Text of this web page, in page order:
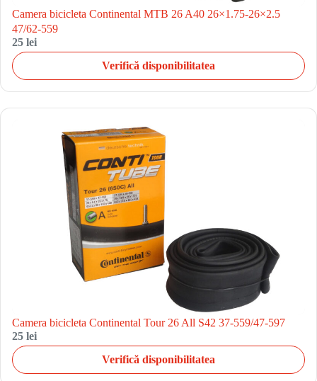
Camera bicicleta Continental MTB 26 A40 26×1.75-26×2.5
47/62-559
25 lei
Verifică disponibilitatea
Camera bicicleta Continental Tour 26 All S42 37-559/47-597
25 lei
Verifică disponibilitatea